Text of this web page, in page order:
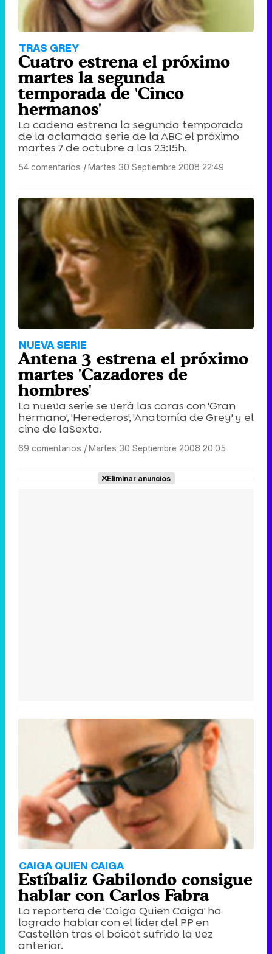
TRAS GREY
Cuatro estrena el próximo
martes la segunda
temporada de 'Cinco
hermanos'
La cadena estrena la segunda temporada
de la aclamada serie de la ABC el próximo
martes 7 de octubre a las 23:15h.
54 comentarios |Martes 30 Septiembre 2008 22:49
NUEVA SERIE
Antena 3 estrena el próximo
martes 'Cazadores de
hombres'
La nueva serie se verá las caras con 'Gran
hermano', 'Herederos', 'Anatomía de Grey' y el
cine de laSexta.
69 comentarios |Martes 30 Septiembre 2008 20:05
Eliminar anuncios
CAIGA QUIEN CAIGA
Estíbaliz Gabilondo consigue
hablar con Carlos Fabra
La reportera de 'Caiga Quien Caiga' ha
logrado hablar con el líder del PP en
Castellón tras el boicot sufrido la vez
anterior.